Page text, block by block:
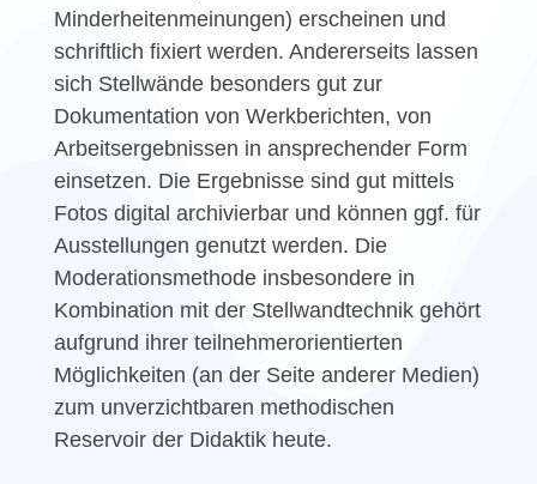
Minderheitenmeinungen) erscheinen und
schriftlich fixiert werden. Andererseits lassen
sich Stellwände besonders gut zur
Dokumentation von Werkberichten, von
Arbeitsergebnissen in ansprechender Form
einsetzen. Die Ergebnisse sind gut mittels
Fotos digital archivierbar und können ggf. für
Ausstellungen genutzt werden. Die
Moderationsmethode insbesondere in
Kombination mit der Stellwandtechnik gehört
aufgrund ihrer teilnehmerorientierten
Möglichkeiten (an der Seite anderer Medien)
zum unverzichtbaren methodischen
Reservoir der Didaktik heute.